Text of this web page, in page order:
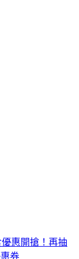
惠開搶！再抽
券